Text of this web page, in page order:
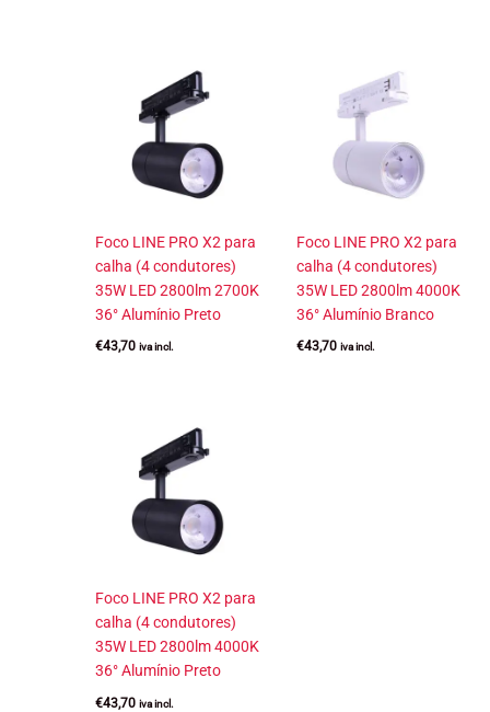
Foco LINE PRO X2 para
calha (4 condutores)
35W LED 2800lm 2700K
36° Alumínio Preto
€43,70 iva incl.
Foco LINE PRO X2 para
calha (4 condutores)
35W LED 2800lm 4000K
36° Alumínio Branco
€43,70 iva incl.
Foco LINE PRO X2 para
calha (4 condutores)
35W LED 2800lm 4000K
36° Alumínio Preto
€43,70 iva incl.